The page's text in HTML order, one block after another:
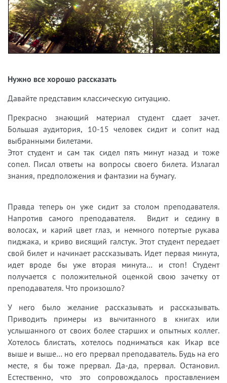
Нужно все хорошо рассказать
Давайте представим классическую ситуацию.
Прекрасно знающий материал студент сдает зачет.
Большая аудитория, 10-15 человек сидит и сопит над
выбранными билетами.
Этот студент и сам так сидел пять минут назад и тоже
сопел. Писал ответы на вопросы своего билета. Излагал
знания, предположения и фантазии на бумагу.
Правда теперь он уже сидит за столом преподавателя.
Напротив самого преподавателя. Видит и седину в
волосах, и карий цвет глаз, и немного потертые рукава
пиджака, и криво висящий галстук. Этот студент передает
свой билет и начинает рассказывать. Идет первая минута,
идет вроде бы уже вторая минута… и стоп! Студент
получается с положительной оценкой свою зачетку от
преподавателя. Что произошло?
У него было желание рассказывать и рассказывать.
Приводить примеры из вычитанного в книгах или
услышанного от своих более старших и опытных коллег.
Хотелось блистать, хотелось подниматься как Икар все
выше и выше… но его прервал преподаватель. Будь на его
месте, я бы тоже прервал. Да-да, прервал. Остановил.
Естественно, что это сопровождалось проставлением